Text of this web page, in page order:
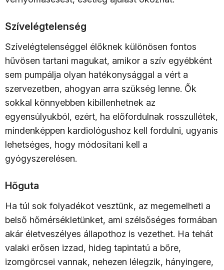
Szívelégtelenség
Szívelégtelenséggel élőknek különösen fontos
hűvösen tartani magukat, amikor a szív egyébként
sem pumpálja olyan hatékonysággal a vért a
szervezetben, ahogyan arra szükség lenne. Ők
sokkal könnyebben kibillenhetnek az
egyensúlyukból, ezért, ha előfordulnak rosszullétek,
mindenképpen kardiológushoz kell fordulni, ugyanis
lehetséges, hogy módosítani kell a
gyógyszerelésen.
Hőguta
Ha túl sok folyadékot vesztünk, az megemelheti a
belső hőmérsékletünket, ami szélsőséges formában
akár életveszélyes állapothoz is vezethet. Ha tehát
valaki erősen izzad, hideg tapintatú a bőre,
izomgörcsei vannak, nehezen lélegzik, hányingere,